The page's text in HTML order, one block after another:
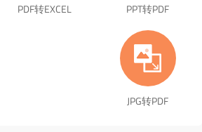
PDF转EXCEL PPT转PDF
JPG转PDF